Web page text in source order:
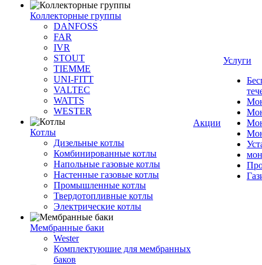
Коллекторные группы
DANFOSS
FAR
IVR
STOUT
TIEMME
UNI-FITT
VALTEC
WATTS
WESTER
Котлы
Дизельные котлы
Комбинированные котлы
Напольные газовые котлы
Настенные газовые котлы
Промышленные котлы
Твердотопливные котлы
Электрические котлы
Мембранные баки
Wester
Комплектуюшие для мембранных
баков
Акции
Услуги